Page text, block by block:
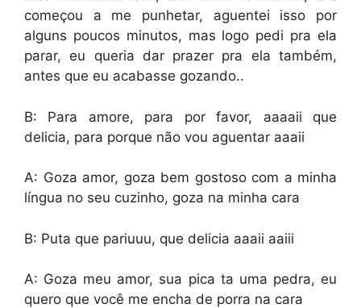
começou a me punhetar, aguentei isso por
alguns poucos minutos, mas logo pedi pra ela
parar, eu queria dar prazer pra ela também,
antes que eu acabasse gozando..
B: Para amore, para por favor, aaaaii que
delicia, para porque não vou aguentar aaaii
A: Goza amor, goza bem gostoso com a minha
língua no seu cuzinho, goza na minha cara
B: Puta que pariuuu, que delicia aaaii aaiii
A: Goza meu amor, sua pica ta uma pedra, eu
quero que você me encha de porra na cara